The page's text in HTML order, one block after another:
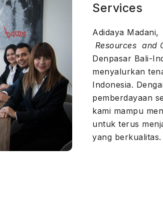
Services
Adidaya
Resources and
Denpasar Bali-
menyalurkan
Indonesia.
pemberdayaan
kami mampu
untuk terus
yang berkualitas.